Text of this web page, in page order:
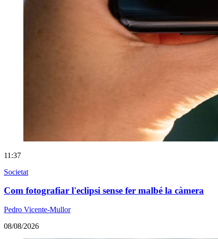
11:37
Societat
Com fotografiar l'eclipsi sense fer malbé la càmera
Pedro Vicente-Mullor
08/08/2026